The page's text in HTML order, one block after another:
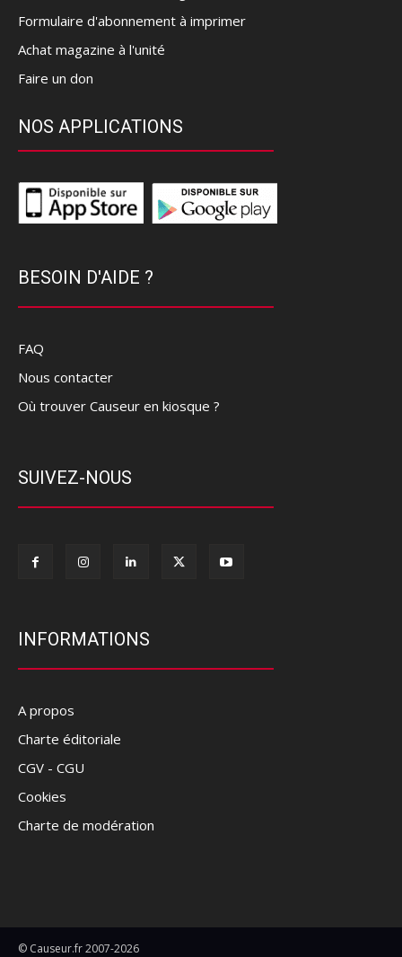
Formulaire d'abonnement à imprimer
Achat magazine à l'unité
Faire un don
NOS APPLICATIONS
BESOIN D'AIDE ?
FAQ
Nous contacter
Où trouver Causeur en kiosque ?
SUIVEZ-NOUS
INFORMATIONS
A propos
Charte éditoriale
CGV - CGU
Cookies
Charte de modération
© Causeur.fr 2007-2026